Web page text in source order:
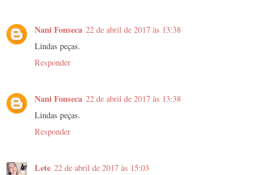
Nani Fonseca 22 de abril de 2017 às 13:38
Lindas peças.
Responder
Nani Fonseca 22 de abril de 2017 às 13:38
Lindas peças.
Responder
Lete 22 de abril de 2017 às 15:03